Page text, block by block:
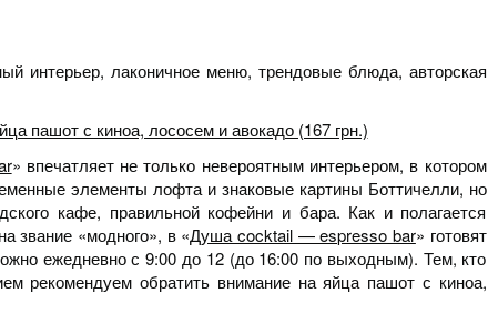
интерьер, лаконичное меню, трендовые блюда, авторская
пашот с киноа, лососем и авокадо (167 грн.)
» впечатляет не только невероятным интерьером, в котором
элементы лофта и знаковые картины Боттичелли, но
кафе, правильной кофейни и бара. Как и полагается
звание «модного», в «Душа cocktail — espresso bar» готовят
ежедневно с 9:00 до 12 (до 16:00 по выходным). Тем, кто
рекомендуем обратить внимание на яйца пашот с киноа,